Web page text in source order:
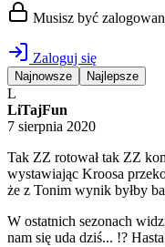
Musisz być
Zaloguj się
Najnowsze Najlepsze
L
LiTajFun
7 sierpnia 2020
Tak ZZ rotował tak ZZ
wystawiając Kroosa
że z Tonim wynik byłby
W ostatnich sezonach
nam się uda dziś... !?